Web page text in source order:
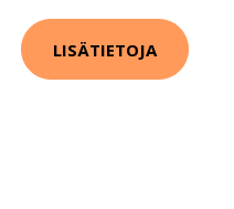
LISÄTIETOJA